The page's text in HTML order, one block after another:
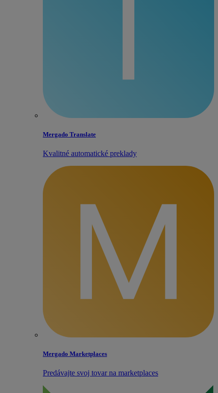
Mergado Translate
Kvalitné automatické preklady
Mergado Marketplaces
Predávajte svoj tovar na marketplaces